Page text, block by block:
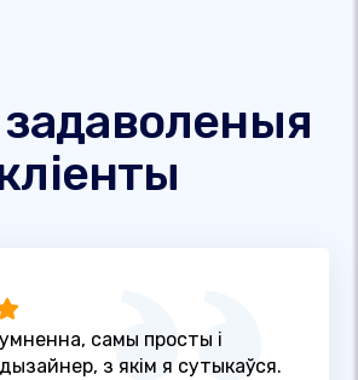
самы просты і
з якім я сутыкаўся.